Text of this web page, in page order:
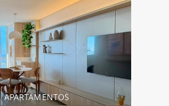
APARTAMENTOS